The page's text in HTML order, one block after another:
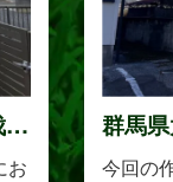
お
群馬
作業
今回の